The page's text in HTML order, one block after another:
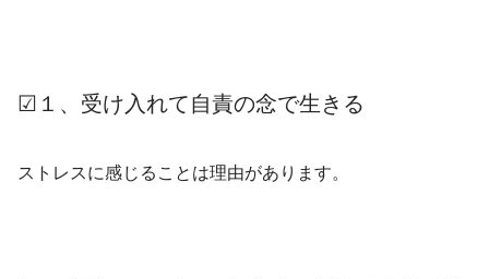
☑１、受け入れて自責の念で生きる
ストレスに感じることは理由があります。